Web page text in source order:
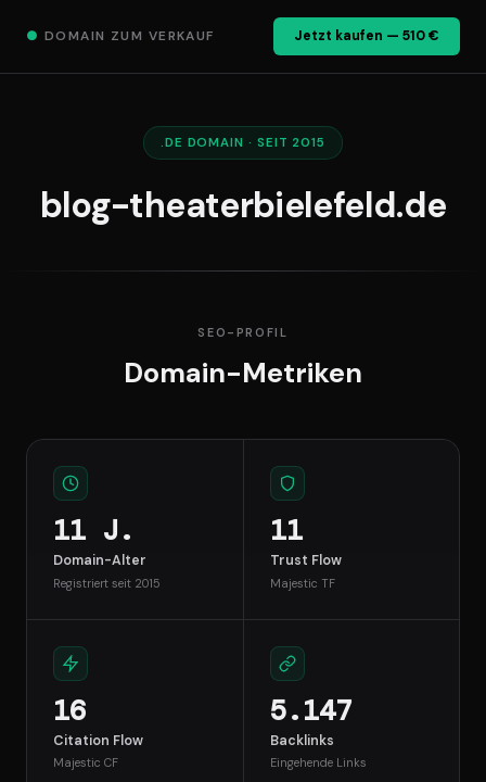
● DOMAIN ZUM VERKAUF Jetzt kaufen — 510 €
.DE DOMAIN · SEIT 2015
blog-theaterbielefeld.de
SEO-PROFIL
Domain-Metriken
11 J.
Domain-Alter
Registriert seit 2015
11
Trust Flow
Majestic TF
16
Citation Flow
Majestic CF
5.147
Backlinks
Eingehende Links